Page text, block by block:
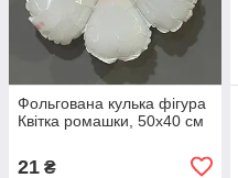
Фольгована кулька фігура
Квітка ромашки, 50х40 см
21 ₴